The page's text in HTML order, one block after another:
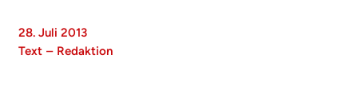
28. Juli 2013
Text – Redaktion